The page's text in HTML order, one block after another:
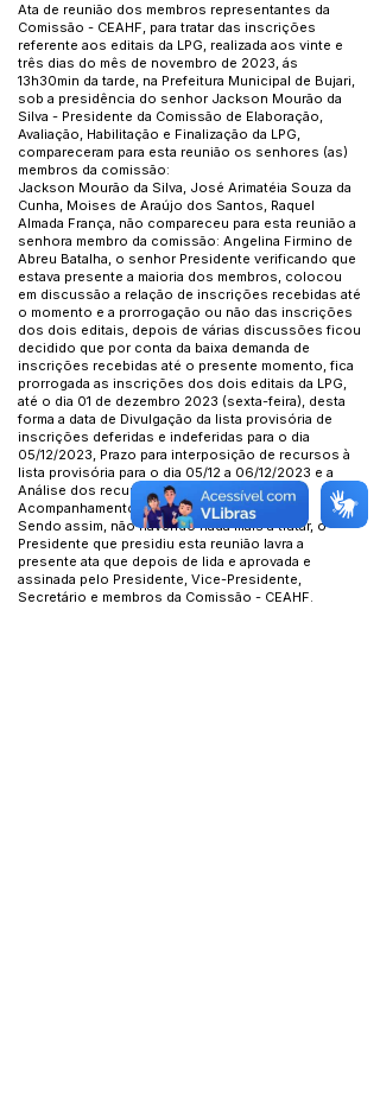
Ata de reunião dos membros representantes da
Comissão - CEAHF, para tratar das inscrições
referente aos editais da LPG, realizada aos vinte e
três dias do mês de novembro de 2023, ás
13h30min da tarde, na Prefeitura Municipal de Bujari,
sob a presidência do senhor Jackson Mourão da
Silva - Presidente da Comissão de Elaboração,
Avaliação, Habilitação e Finalização da LPG,
compareceram para esta reunião os senhores (as)
membros da comissão:
Jackson Mourão da Silva, José Arimatéia Souza da
Cunha, Moises de Araújo dos Santos, Raquel
Almada França, não compareceu para esta reunião a
senhora membro da comissão: Angelina Firmino de
Abreu Batalha, o senhor Presidente verificando que
estava presente a maioria dos membros, colocou
em discussão a relação de inscrições recebidas até
o momento e a prorrogação ou não das inscrições
dos dois editais, depois de várias discussões ficou
decidido que por conta da baixa demanda de
inscrições recebidas até o presente momento, fica
prorrogada as inscrições dos dois editais da LPG,
até o dia 01 de dezembro 2023 (sexta-feira), desta
forma a data de Divulgação da lista provisória de
inscrições deferidas e indeferidas para o dia
05/12/2023, Prazo para interposição de recursos à
lista provisória para o dia 05/12 a 06/12/2023 e a
Análise dos recursos pelo Comitê de
Acompanhamento para o dia 07/12/2023.
Sendo assim, não havendo nada mais a tratar, o
Presidente que presidiu esta reunião lavra a
presente ata que depois de lida e aprovada e
assinada pelo Presidente, Vice-Presidente,
Secretário e membros da Comissão - CEAHF.